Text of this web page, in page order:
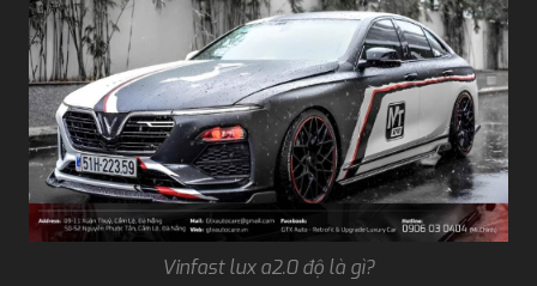
Vinfast lux a2.0 độ là gì?